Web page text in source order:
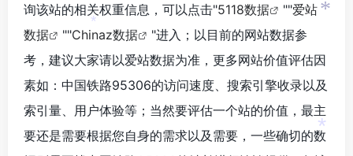
询该站的相关权重信息，可以点击"5118数据 ""爱站
数据
""Chinaz数据
"进入；以目前的网站数据参
考，建议大家请以爱站数据为准，更多网站价值评估因
素如：中国铁路95306的访问速度、搜索引擎收录以及
索引量、用户体验等；当然要评估一个站的价值，最主
要还是需要根据您自身的需求以及需要，一些确切的数
*
*